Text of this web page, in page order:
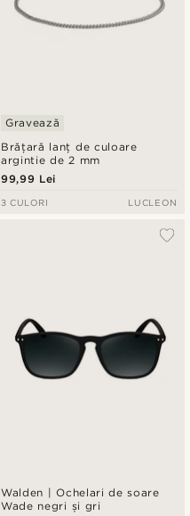
Brățară lanț de culoare
argintie de 2 mm
Gravează
99,99 Lei
3 CULORI LUCLEON
Walden | Ochelari de soare
Wade negri și gri